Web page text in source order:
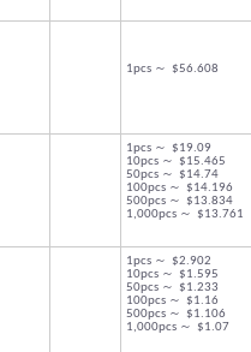
1pcs ～ $56.608
1pcs ～ $19.09
10pcs ～ $15.465
50pcs ～ $14.74
100pcs ～ $14.196
500pcs ～ $13.834
1,000pcs ～ $13.761
1pcs ～ $2.902
10pcs ～ $1.595
50pcs ～ $1.233
100pcs ～ $1.16
500pcs ～ $1.106
1,000pcs ～ $1.07